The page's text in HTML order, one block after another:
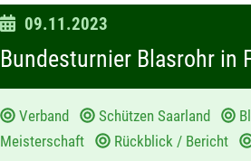
D
t
m
:
09.11.2023
Bundesturnier Blasrohr in
Verband Schützen Saarland
Meisterschaft
Rückblick / Bericht